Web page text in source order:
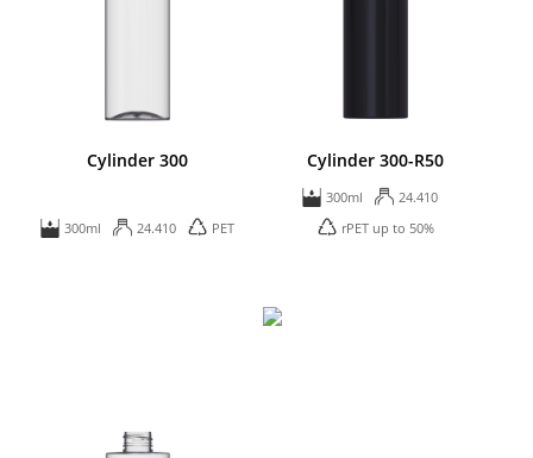
Cylinder 300
300ml 24.410 PET
Cylinder 300-R50
300ml
24.410
rPET up to 50%